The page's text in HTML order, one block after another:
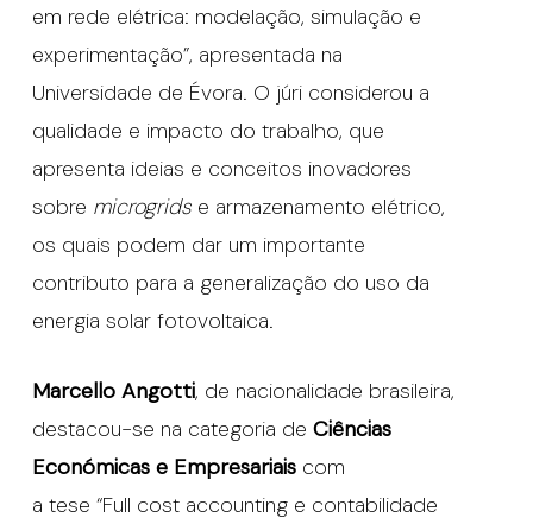
em rede elétrica: modelação, simulação e
experimentação”, apresentada na
Universidade de Évora. O júri considerou a
qualidade e impacto do trabalho, que
apresenta ideias e conceitos inovadores
sobre microgridse armazenamento elétrico,
os quais podem dar um importante
contributo para a generalização do uso da
energia solar fotovoltaica.
Marcello Angotti, de nacionalidade brasileira,
destacou-se na categoria de Ciências
Económicas e Empresariaiscom
a tese “Full cost accounting e contabilidade